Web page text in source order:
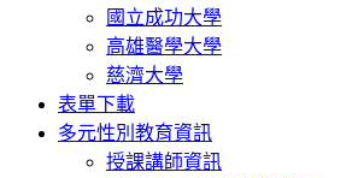
國立成功大學
高雄醫學大學
慈濟大學
表單下載
多元性別教育資訊
授課講師資訊